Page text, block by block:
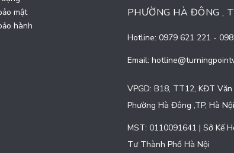
mật
hành
PHƯỜNG HÀ ĐÔNG ,
Hotline: 0979 621 221 -
Email:
VPGD: B18, TT12, KĐT Văn
Phường Hà Đông ,TP, Hà Nội
MST: 0110091641 | Sở Kế
Tư Thành Phố Hà Nội